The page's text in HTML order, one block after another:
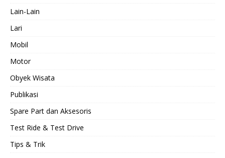
Lain-Lain
Lari
Mobil
Motor
Obyek Wisata
Publikasi
Spare Part dan Aksesoris
Test Ride & Test Drive
Tips & Trik